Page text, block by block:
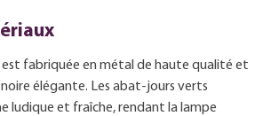
fabriquée en métal de haute qualité et
élégante. Les abat-jours verts
ludique et fraîche, rendant la lampe